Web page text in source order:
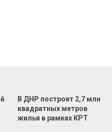
В ДНР построят 2,7 млн
квадратных метров
жилья в рамках КРТ